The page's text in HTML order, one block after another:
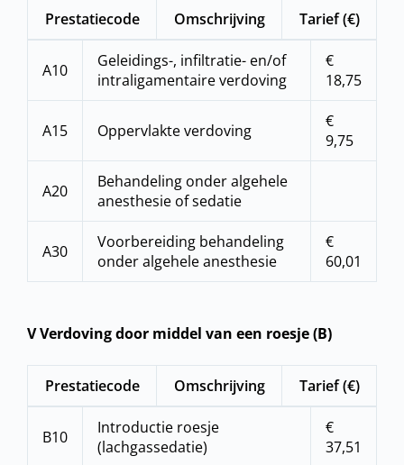
Prestatiecode Omschrijving Tarief (€)
A10
Geleidings-, infiltratie- en/of
intraligamentaire verdoving
€
18,75
A15 Oppervlakte verdoving
€
9,75
A20
Behandeling onder algehele
anesthesie of sedatie
A30
Voorbereiding behandeling
onder algehele anesthesie
€
60,01
V Verdoving door middel van een roesje (B)
Prestatiecode Omschrijving Tarief (€)
B10
Introductie roesje
(lachgassedatie)
€
37,51